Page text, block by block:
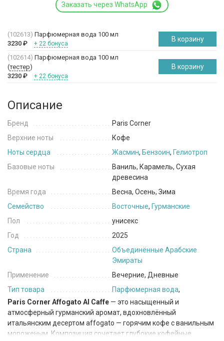
Заказать через WhatsApp
(102613) Парфюмерная вода 100 мл
3230 ₽ + 22 бонуса
В корзину
(102614) Парфюмерная вода 100 мл
(тестер)
3230 ₽ + 22 бонуса
В корзину
Описание
Бренд
Paris Corner
Верхние ноты
Кофе
Ноты сердца
Жасмин, Бензоин, Гелиотроп
Базовые ноты
Ваниль, Карамель, Сухая
древесина
Время года
Весна, Осень, Зима
Семейство
Восточные, Гурманские
Пол
унисекс
Год
2025
Страна
Объединённые Арабские
Эмираты
Применение
Вечерние, Дневные
Тип товара
Парфюмерная вода,
Paris Corner Affogato Al Caffe — это насыщенный и
атмосферный гурманский аромат, вдохновлённый
итальянским десертом affogato — горячим кофе с ванильным
мороженым. Композиция сочетает глубокие кофейные